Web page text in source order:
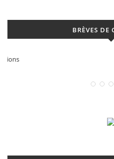
BRÈVES DE
Déconstruction